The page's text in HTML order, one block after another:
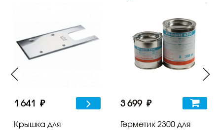
1 641 ₽
Крышка для
3 699 ₽
Герметик 2300 для